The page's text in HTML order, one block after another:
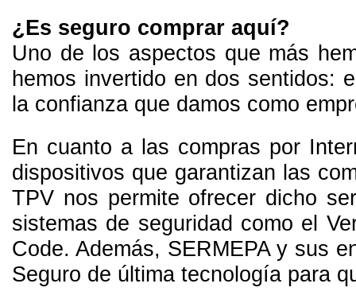
¿Es seguro comprar aquí?
Uno de los aspectos que más
hemos invertido en dos sentidos:
la confianza que damos como
En cuanto a las compras por
dispositivos que garantizan las
TPV nos permite ofrecer dicho
sistemas de seguridad como el
Code. Además, SERMEPA y sus
Seguro de última tecnología para